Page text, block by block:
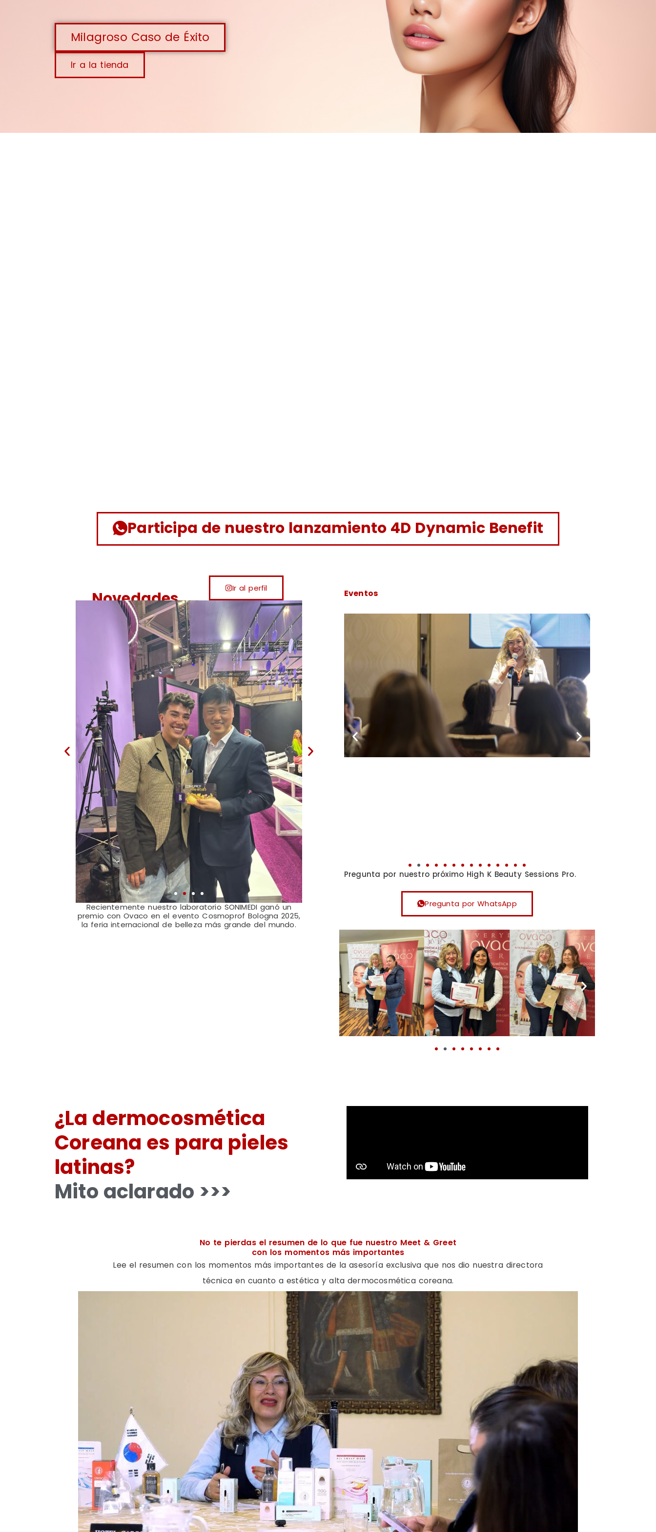
Milagroso Caso de Éxito
Ir a la tienda
Participa de nuestro lanzamiento 4D Dynamic Benefit
Novedades
Ir al perfil
Recientemente nuestro laboratorio SONIMEDI ganó un
premio con Ovaco en el evento Cosmoprof Bologna 2025,
la feria internacional de belleza más grande del mundo.
Eventos
Pregunta por nuestro próximo High K Beauty Sessions Pro.
Pregunta por WhatsApp
¿La dermocosmética
Coreana es para pieles
latinas?
Mito aclarado >>>
No te pierdas el resumen de lo que fue nuestro Meet & Greet
con los momentos más importantes
Lee el resumen con los momentos más importantes de la asesoría exclusiva que nos dio nuestra directora
técnica en cuanto a estética y alta dermocosmética coreana.